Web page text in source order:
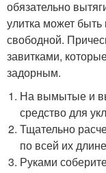
обязательно
улитка может
свободной.
завитками,
задорным.
На вымытые и
средство для
Тщательно
по всей их
Руками